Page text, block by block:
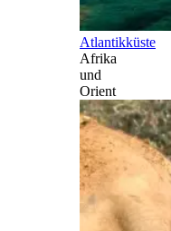
Atlantikküste
Afrika
und
Orient